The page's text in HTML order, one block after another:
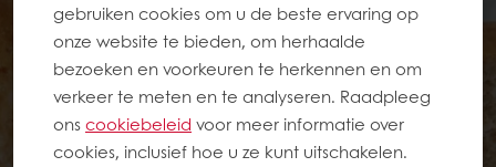
gebruiken cookies om u de beste ervaring op
onze website te bieden, om herhaalde
bezoeken en voorkeuren te herkennen en om
verkeer te meten en te analyseren. Raadpleeg
onscookiebeleid voor meer informatie over
cookies, inclusief hoe u ze kunt uitschakelen.